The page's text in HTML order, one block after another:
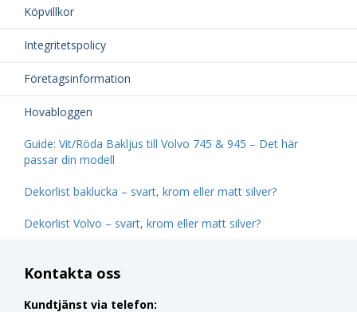
Köpvillkor
Integritetspolicy
Företagsinformation
Hovabloggen
Guide: Vit/Röda Bakljus till Volvo 745 & 945 – Det här
passar din modell
Dekorlist baklucka – svart, krom eller matt silver?
Dekorlist Volvo – svart, krom eller matt silver?
Kontakta oss
Kundtjänst via telefon: